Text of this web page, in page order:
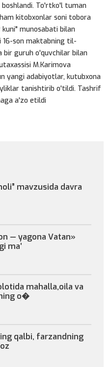
To'rtko'l tuman
kitobxonlar soni tobora
munosabati bilan
son maktabning til-
bir guruh o'quvchilar bilan
M.Karimova
yangi adabiyotlar, kutubxona
tanishtirib o'tildi. Tashrif
a'zo etildi
mavzusida davra
— yagona Vatan»
maʼ
mahalla,oila va
o�
qalbi, farzandning